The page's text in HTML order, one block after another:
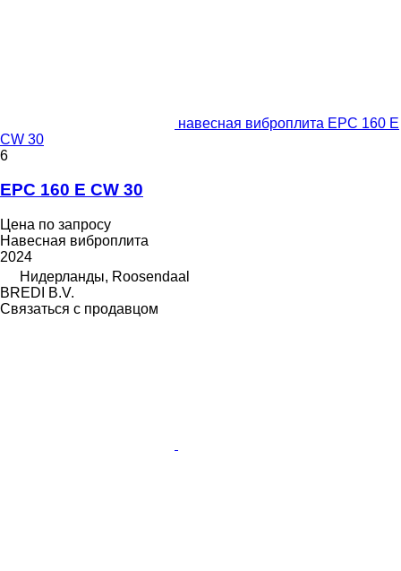
навесная виброплита EPC 160 E
CW 30
6
EPC 160 E CW 30
Цена по запросу
Навесная виброплита
2024
Нидерланды, Roosendaal
BREDI B.V.
Связаться с продавцом